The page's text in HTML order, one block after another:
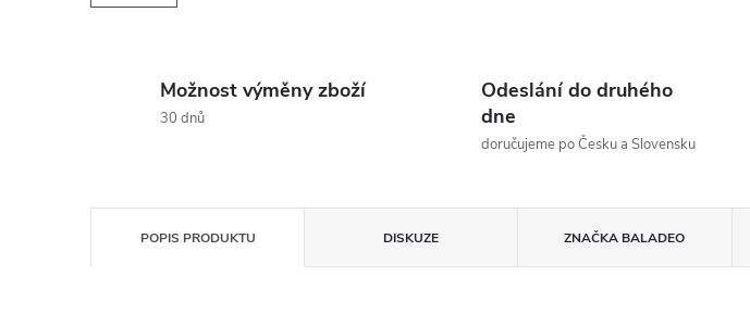
Možnost výměny zboží
30 dnů
Odeslání do druhého
dne
doručujeme po Česku a Slovensku
POPIS PRODUKTU DISKUZE ZNAČKA BALADEO